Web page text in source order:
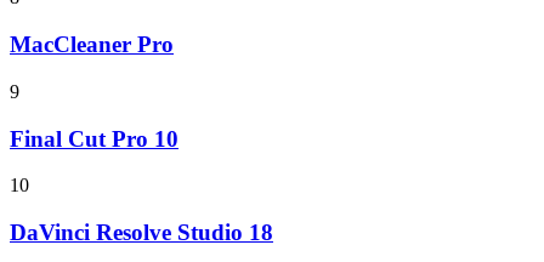
MacCleaner Pro
9
Final Cut Pro 10
10
DaVinci Resolve Studio 18